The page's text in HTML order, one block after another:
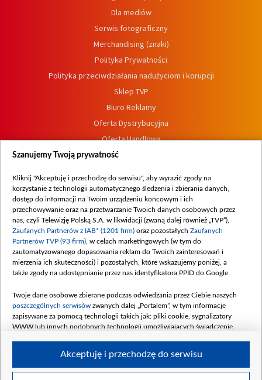
Dla mediów
Serwis fotograficzny
Merchandising (znaki)
Polityka Prywatności
Polityka przeciwdziałania nadużyciom i korupcji
Sklep TVP
Biuro Reklamy
Oferta Dystrybucyjna
Oferta Handlowa
Dostępność
Procedura zgłoszeń wewnętrznych
Szanujemy Twoją prywatność
Kliknij "Akceptuję i przechodzę do serwisu", aby wyrazić zgody na
korzystanie z technologii automatycznego śledzenia i zbierania danych,
dostęp do informacji na Twoim urządzeniu końcowym i ich
przechowywanie oraz na przetwarzanie Twoich danych osobowych przez
nas, czyli Telewizję Polską S.A. w likwidacji (zwaną dalej również „TVP”),
Zaufanych Partnerów z IAB* (1201 firm) oraz pozostałych Zaufanych
Partnerów TVP (93 firm) , w celach marketingowych (w tym do
zautomatyzowanego dopasowania reklam do Twoich zainteresowań i
mierzenia ich skuteczności) i pozostałych, które wskazujemy poniżej, a
także zgody na udostępnianie przez nas identyfikatora PPID do Google.
Twoje dane osobowe zbierane podczas odwiedzania przez Ciebie naszych
poszczególnych serwisów zwanych dalej „Portalem”, w tym informacje
zapisywane za pomocą technologii takich jak: pliki cookie, sygnalizatory
WWW lub innych podobnych technologii umożliwiających świadczenie
Akceptuję i przechodzę do serwisu